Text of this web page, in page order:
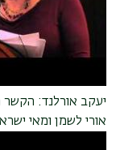
יעקב אורלנד: הקשר
אורי לשמן ומאי